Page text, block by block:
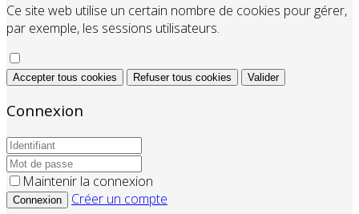
Ce site web utilise un certain nombre de cookies pour gérer,
par exemple, les sessions utilisateurs.
Accepter tous cookies Refuser tous cookies Valider
Connexion
Maintenir la connexion
Connexion
Créer un compte